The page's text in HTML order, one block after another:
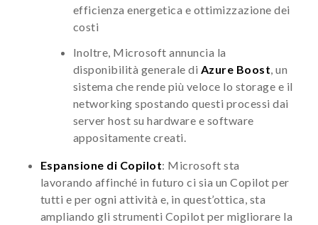
efficienza energetica e ottimizzazione dei
costi
Inoltre, Microsoft annuncia la
disponibilità generale di Azure Boost, un
sistema che rende più veloce lo storage e il
networking spostando questi processi dai
server host su hardware e software
appositamente creati.
Espansione di Copilot: Microsoft sta
lavorando affinché in futuro ci sia un Copilot per
tutti e per ogni attività e, in quest’ottica, sta
ampliando gli strumenti Copilot per migliorare la